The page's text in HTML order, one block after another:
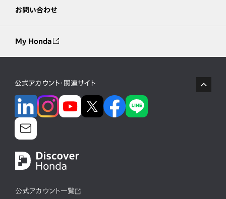
お問い合わせ
My Honda
公式アカウント・関連サイト
公式アカウント一覧